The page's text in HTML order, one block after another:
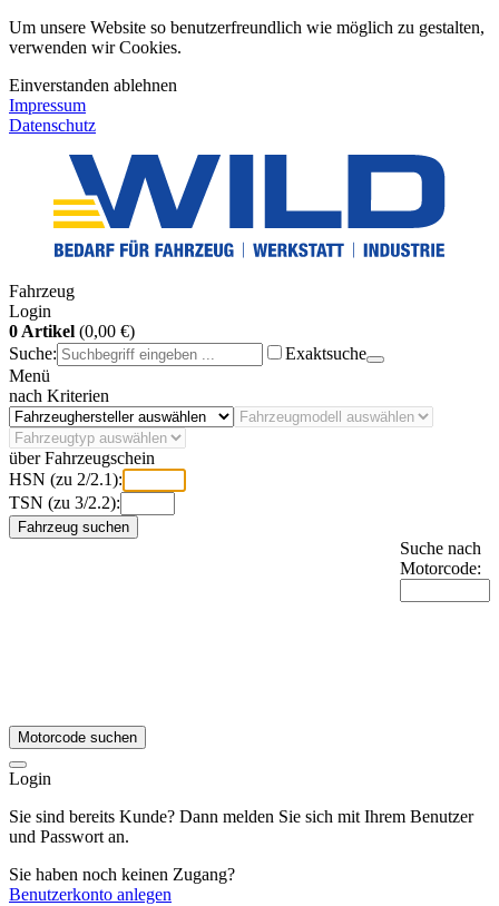
Um unsere Website so benutzerfreundlich wie möglich zu gestalten,
verwenden wir Cookies.
Einverstanden ablehnen
Impressum
Datenschutz
Fahrzeug
Login
0 Artikel (0,00 €)
Suche:
Exaktsuche
Menü
nach Kriterien
über Fahrzeugschein
HSN (zu 2/2.1):
TSN (zu 3/2.2):
Fahrzeug suchen
Suche nach
Motorcode:
Motorcode suchen
Login
Sie sind bereits Kunde? Dann melden Sie sich mit Ihrem Benutzer
und Passwort an.
Sie haben noch keinen Zugang?
Benutzerkonto anlegen